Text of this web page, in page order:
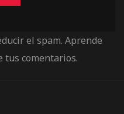
el spam. Aprende
tus comentarios.